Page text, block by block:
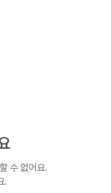
수 없어요.
.